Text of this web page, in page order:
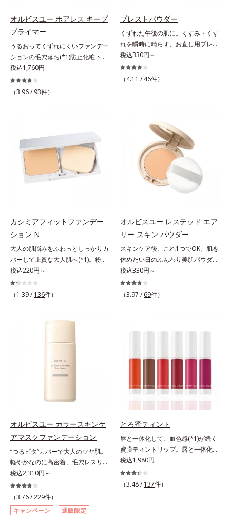
オルビスユー ポアレス キープ
プライマー
うるおってくずれにくいファンデー
ションの毛穴落ち(*1)防止化粧下
地。ファンデーションの毛穴落ち
(*1)防止化粧下地です。毛穴
1/10000サイズのマイクロカバー成
ず、メイクのりがUPします。水分
と皮脂のバランスを整え、乾燥＆ベ
タつきレスに。さらに毛穴周りの肌
にうるおいを与え、キュッと引き締
め＆ハリ感をUPさせます。また皮
ます。軽やかにのびるリキッドが肌
がふっくら整うかのよう(*3)。つっ
ぱらないここちよい密着感で、さま
ざまなタイプのファンデと併用でき
ます。毛穴が気になる箇所への部分
使いもOK。*1 ファンデーションが
くずれて毛穴に落ちること*2 酸化
税込1,760円
（3.96 / 93件）
プレストパウダー
くずれた午後の肌に。くすみ・くず
れを瞬時に晴らす、お直し用プレス
トパウダー。くすみ・くずれを瞬時
に晴らす、お直し用のプレストパウ
ダーです。朝のメイクから時間が経
ションのすき間にフィットし、凹凸
や毛穴をフラットに整えます。また
お直しと同時にうるおいを補給。さ
らに余分な皮脂を吸着して、水分と
皮脂のバランスをコントロールし、
メイクがくずれにくい肌へ。“立て
直す”ことにこだわった設計で、メ
み、ポンポンするだけでキレイが復
活します。リキッド、クッション、
パウダー、どんなファンデーション
の上に重ねてもOK。携帯に便利な
コンパクトタイプです。
税込330円～
（4.11 / 46件）
カシミアフィットファンデー
ション N
大人の肌悩みをふわっとしっかりカ
バーして上質な大人肌へ(*1)。粉感
レスファンデーション。大人の肌悩
みをふわっとしっかりカバーして、
上質な肌(*1)を演出するパウダーフ
仕上げる3種のパウダー（高いカバ
のないなめらかな肌に整えるパウダ
パウダー）を配合。さらに体温でと
ろける保湿成分で粉体をコーティン
分(*2)により、重ねてもふんわり軽
す。粉浮きや厚塗り感の少ない、リ
ァンデーションです。*1 メイク効
果による *2 保湿成分
税込220円～
（1.39 / 136件）
オルビスユー レステッド エア
リー スキン パウダー
スキンケア後、これ1つでOK。肌を
休めたい日のふんわり美肌パウダ
ー。ふんわり美肌が叶う、うるおい
パウダーです。3色の光を操るパウ
ダーがツヤと透明感を演出。ソフト
激から肌をガードします。スキンケ
収剤やグリセリン、パラベンもフリ
ー処方。肌を休ませたい日、リモー
トワークの時、近所へちょこっとお
出かけする時など、しっかりメイク
税込330円～
（3.97 / 69件）
オルビスユー カラースキンケ
アマスクファンデーション
“つるピタ”カバーで大人のツヤ肌。
軽やかなのに高密着、毛穴レスリキ
ッドファンデ。みずみずしく、とけ
込むように密着カバー毛穴レスでな
めらかな質感美へ導く、リキッドフ
ァンデーション「カバーはしたいけ
ど厚塗り感はイヤ」「素肌がもとも
税込2,310円～
（3.76 /229件）
キャンペーン
通販限定
とろ蜜ティント
唇と一体化して、血色感(*1)が続く
蜜膜ティントリップ。唇と一体化し
て色落ちしにくいティント処方とう
るおいを両立した、ティントリップ
です。色が長時間唇に密着するオイ
税込1,980円
（3.48 / 137件）